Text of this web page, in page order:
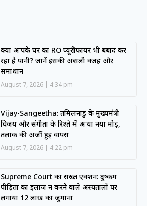
क्या आपके घर का RO प्यूरीफायर भी बर्बाद कर
रहा है पानी? जानें इसकी असली वजह और
समाधान
August 7, 2026 4:34 pm
Vijay-Sangeetha: तमिलनाडु के मुख्यमंत्री
विजय और संगीता के रिश्ते में आया नया मोड़,
तलाक की अर्जी हुई वापस
August 7, 2026 4:22 pm
Supreme Court का सख्त एक्शन: दुष्कर्म
पीड़िता का इलाज न करने वाले अस्पतालों पर
लगाया 12 लाख का जुर्माना